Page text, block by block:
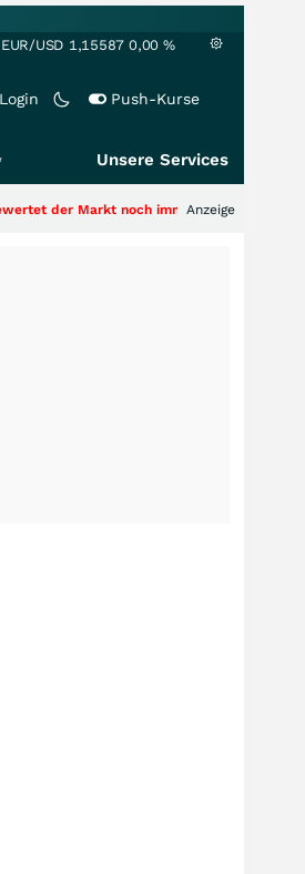
EUR/USD 1,15587 0,00 %
Login Push-Kurse
Unsere Services
noch immer nur die Hälfte der Story?
Anzeige